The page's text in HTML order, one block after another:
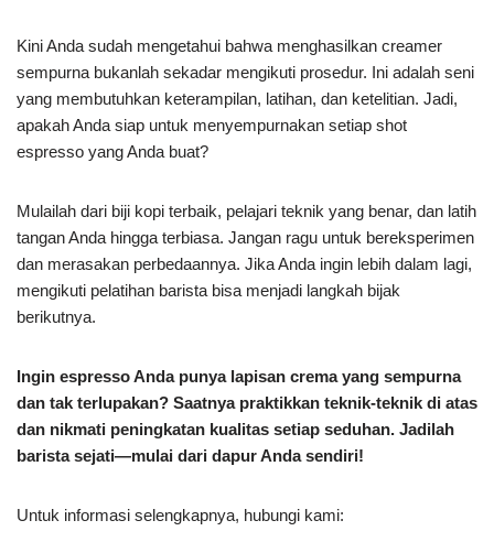
Kini Anda sudah mengetahui bahwa menghasilkan creamer
sempurna bukanlah sekadar mengikuti prosedur. Ini adalah seni
yang membutuhkan keterampilan, latihan, dan ketelitian. Jadi,
apakah Anda siap untuk menyempurnakan setiap shot
espresso yang Anda buat?
Mulailah dari biji kopi terbaik, pelajari teknik yang benar, dan latih
tangan Anda hingga terbiasa. Jangan ragu untuk bereksperimen
dan merasakan perbedaannya. Jika Anda ingin lebih dalam lagi,
mengikuti pelatihan barista bisa menjadi langkah bijak
berikutnya.
Ingin espresso Anda punya lapisan crema yang sempurna
dan tak terlupakan? Saatnya praktikkan teknik-teknik di atas
dan nikmati peningkatan kualitas setiap seduhan. Jadilah
barista sejati—mulai dari dapur Anda sendiri!
Untuk informasi selengkapnya, hubungi kami: